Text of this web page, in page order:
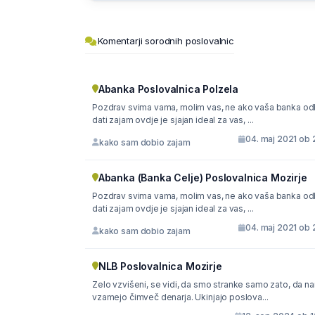
Komentarji sorodnih poslovalnic
Abanka Poslovalnica Polzela
Pozdrav svima vama, molim vas, ne ako vaša banka
dati zajam ovdje je sjajan ideal za vas, ...
kako sam dobio zajam 04. maj 2021 ob
Abanka (Banka Celje) Poslovalnica Mozirje
Pozdrav svima vama, molim vas, ne ako vaša banka
dati zajam ovdje je sjajan ideal za vas, ...
kako sam dobio zajam 04. maj 2021 ob
NLB Poslovalnica Mozirje
Zelo vzvišeni, se vidi, da smo stranke samo zato, da
vzamejo čimveč denarja. Ukinjajo poslova...